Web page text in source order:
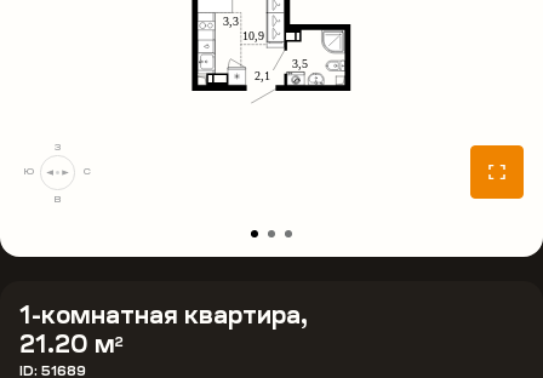
1-комнатная квартира,
21.20 м2
ID: 51689
С
В
Ю
З